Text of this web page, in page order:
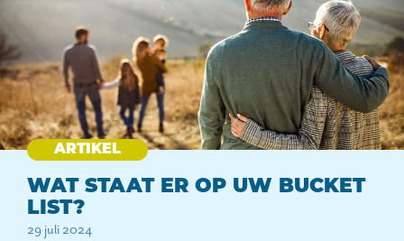
ARTIKEL
WAT STAAT ER OP UW BUCKET
LIST?
29 juli 2024